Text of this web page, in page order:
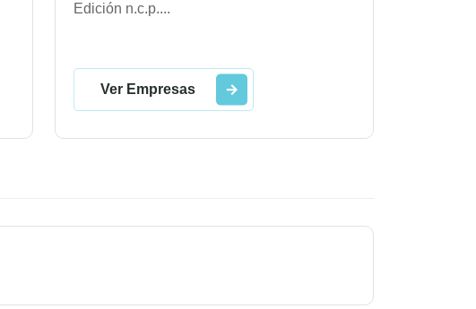
Edición n.c.p....
Ver Empresas